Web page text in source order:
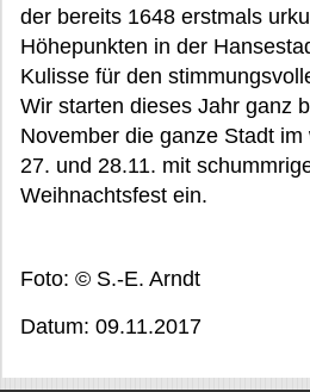
der bereits 1648 erstmals
Höhepunkten in der
Kulisse für den
Wir starten dieses Jahr ganz
November die ganze Stadt
27. und 28.11. mit
Weihnachtsfest ein.
Foto: © S.-E. Arndt
Datum: 09.11.2017